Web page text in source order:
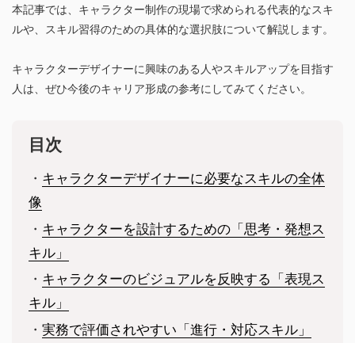
本記事では、キャラクター制作の現場で求められる代表的なスキ
ルや、スキル習得のための具体的な選択肢について解説します。
キャラクターデザイナーに興味のある人やスキルアップを目指す
人は、ぜひ今後のキャリア形成の参考にしてみてください。
目次
・ キャラクターデザイナーに必要なスキルの全体
像
・ キャラクターを設計するための「思考・発想ス
キル」
・ キャラクターのビジュアルを反映する「表現ス
キル」
・ 実務で評価されやすい「進行・対応スキル」